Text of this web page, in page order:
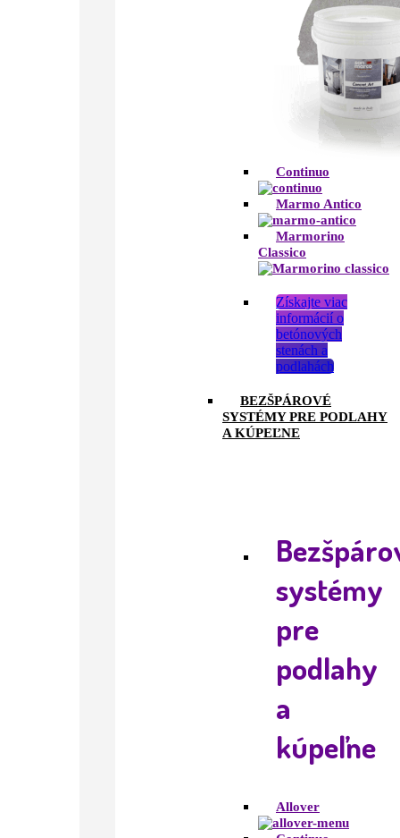
Continuo
Marmo Antico
Marmorino
Classico
Získajte viac
informácií o
betónových
stenách a
podlahách
BEZŠPÁROVÉ
SYSTÉMY PRE PODLAHY
A KÚPEĽNE
systémy
pre
podlahy
a
kúpeľne
Allover